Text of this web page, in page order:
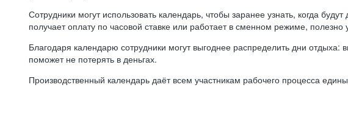
Сотрудники могут использовать календарь, чтобы заранее узнать, когда
получает оплату по часовой ставке или работает в сменном режиме,
Благодаря календарю сотрудники могут выгоднее распределить дни
поможет не потерять в деньгах.
Производственный календарь даёт всем участникам рабочего процесса